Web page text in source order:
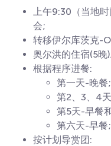
上午9:30（当地
会;
转移伊尔库茨克-
奥尔洪的住宿(5晚
根据程序进餐:
第一天-晚餐;
第2、3、4
第5天-早餐
第六天-早餐;
按计划导赏团: